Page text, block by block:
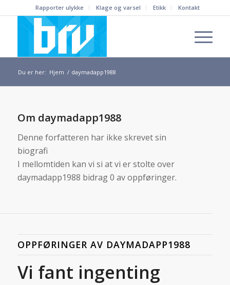
Rapporter ulykke Klage og varsel Etikk Kontakt
Du er her: Hjem / daymadapp1988
Om daymadapp1988
Denne forfatteren har ikke skrevet sin
biografi
I mellomtiden kan vi si at vi er stolte over
daymadapp1988 bidrag 0 av oppføringer.
OPPFØRINGER AV DAYMADAPP1988
Vi fant ingenting